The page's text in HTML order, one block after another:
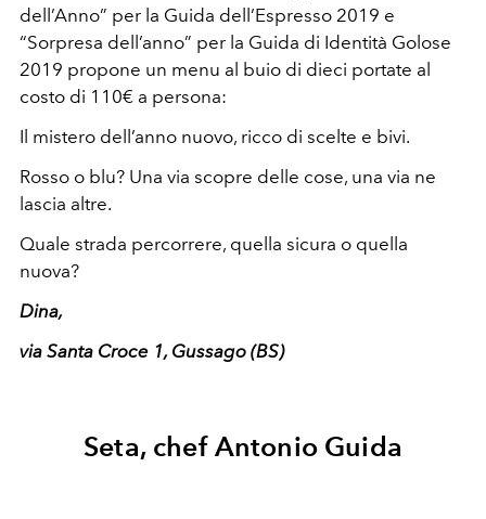
dell’Anno” per la Guida dell’Espresso 2019 e
“Sorpresa dell’anno” per la Guida di Identità Golose
2019 propone un menu al buio di dieci portate al
costo di 110€ a persona:
Il mistero dell’anno nuovo, ricco di scelte e bivi.
Rosso o blu? Una via scopre delle cose, una via ne
lascia altre.
Quale strada percorrere, quella sicura o quella
nuova?
Dina,
via Santa Croce 1, Gussago (BS)
Seta, chef Antonio Guida